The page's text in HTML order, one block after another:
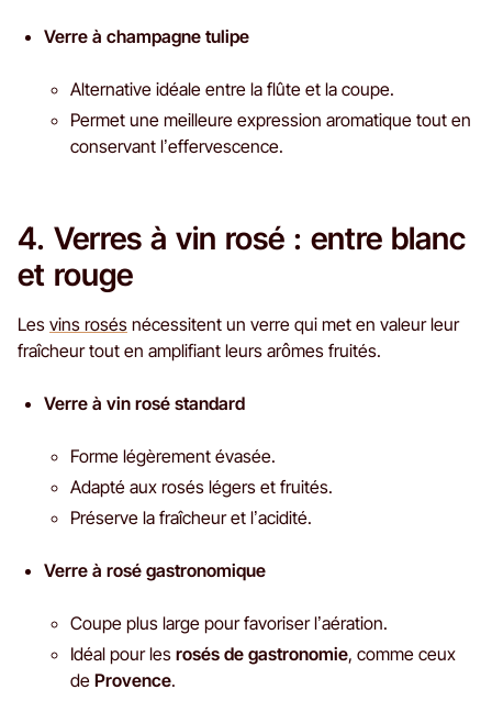
Verre à champagne tulipe
Alternative idéale entre la flûte et la coupe.
Permet une meilleure expression aromatique tout en
conservant l’effervescence.
4. Verres à vin rosé : entre blanc
et rouge
Les vins rosés nécessitent un verre qui met en valeur leur
fraîcheur tout en amplifiant leurs arômes fruités.
Verre à vin rosé standard
Forme légèrement évasée.
Adapté aux rosés légers et fruités.
Préserve la fraîcheur et l’acidité.
Verre à rosé gastronomique
Coupe plus large pour favoriser l’aération.
Idéal pour les rosés de gastronomie, comme ceux
de Provence.